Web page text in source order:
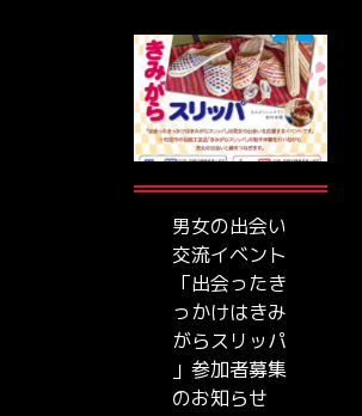
男女の出会い
交流イベント
「出会ったき
っかけはきみ
がらスリッパ
」参加者募集
のお知らせ